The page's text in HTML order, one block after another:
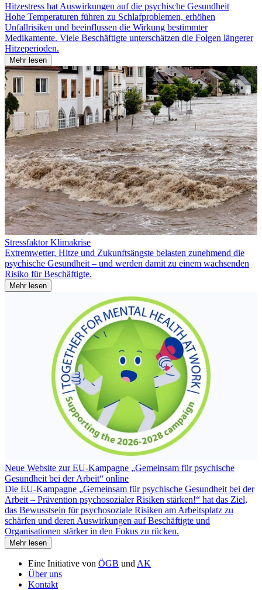
Hitzestress hat Auswirkungen auf die psychische Gesundheit
Hohe Temperaturen führen zu Schlafproblemen, erhöhen
Unfallrisiken und beeinflussen die Wirkung bestimmter
Medikamente. Viele Beschäftigte unterschätzen die Folgen längerer
Hitzeperioden.
Mehr lesen
Stressfaktor Klimakrise
Extremwetter, Hitze und Zukunftsängste belasten zunehmend die
psychische Gesundheit – und werden damit zu einem wachsenden
Risiko für Beschäftigte.
Mehr lesen
Neue Website zur EU-Kampagne „Gemeinsam für psychische
Gesundheit bei der Arbeit“ online
Die EU-Kampagne „Gemeinsam für psychische Gesundheit bei der
Arbeit – Prävention psychosozialer Risiken stärken!“ hat das Ziel,
das Bewusstsein für psychosoziale Risiken am Arbeitsplatz zu
schärfen und deren Auswirkungen auf Beschäftigte und
Organisationen stärker in den Fokus zu rücken.
Mehr lesen
Eine Initiative von ÖGB und AK
Über uns
Kontakt